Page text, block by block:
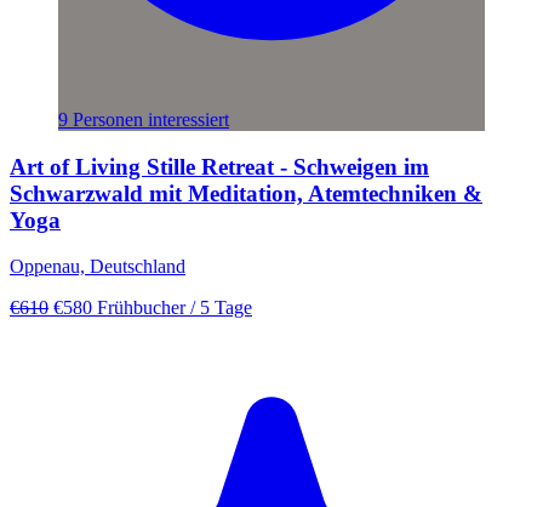
9 Personen interessiert
Art of Living Stille Retreat - Schweigen im
Schwarzwald mit Meditation, Atemtechniken &
Yoga
Oppenau, Deutschland
€610 €580 Frühbucher / 5 Tage